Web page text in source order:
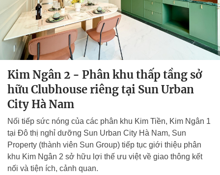
Kim Ngân 2 - Phân khu thấp tầng sở
hữu Clubhouse riêng tại Sun Urban
City Hà Nam
Nối tiếp sức nóng của các phân khu Kim Tiền, Kim Ngân 1
tại Đô thị nghỉ dưỡng Sun Urban City Hà Nam, Sun
Property (thành viên Sun Group) tiếp tục giới thiệu phân
khu Kim Ngân 2 sở hữu lợi thế ưu việt về giao thông kết
nối và tiện ích, cảnh quan.